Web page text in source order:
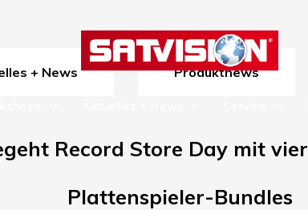
+ News Produktnews
Record Store Daymit vier
Plattenspieler-Bundles